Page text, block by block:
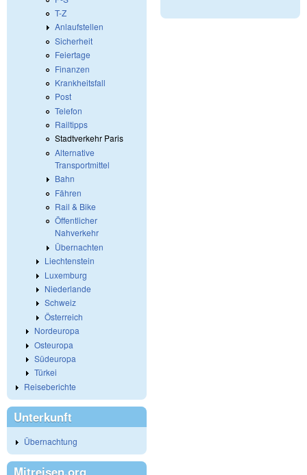
T-Z
Anlaufstellen
Sicherheit
Feiertage
Finanzen
Krankheitsfall
Post
Telefon
Railtipps
Stadtverkehr Paris
Alternative
Transportmittel
Bahn
Fähren
Rail & Bike
Öffentlicher
Nahverkehr
Übernachten
Liechtenstein
Luxemburg
Niederlande
Schweiz
Österreich
Nordeuropa
Osteuropa
Südeuropa
Türkei
Reiseberichte
Unterkunft
Übernachtung
Mitreisen.org